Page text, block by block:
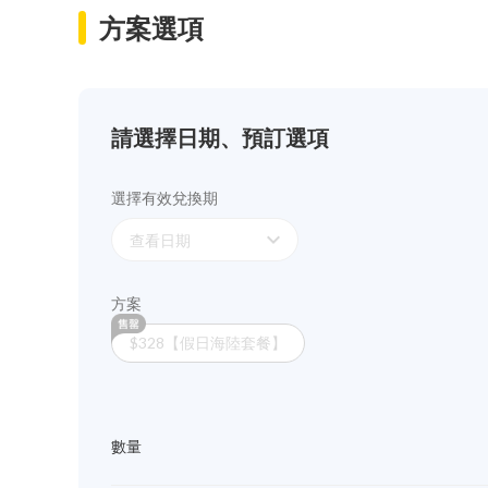
方案選項
請選擇日期、預訂選項
選擇有效兌換期
查看日期 expand_more
方案
$328【假日海陸套餐】
數量